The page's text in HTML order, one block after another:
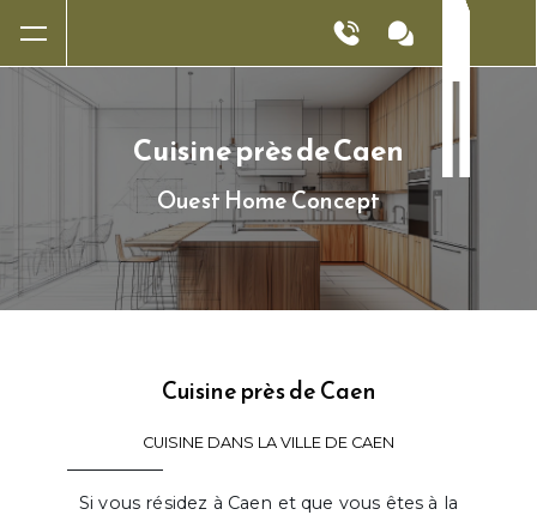
Cuisine près de Caen
Ouest Home Concept
Cuisine près de Caen
CUISINE DANS LA VILLE DE CAEN
Si vous résidez à Caen et que vous êtes à la